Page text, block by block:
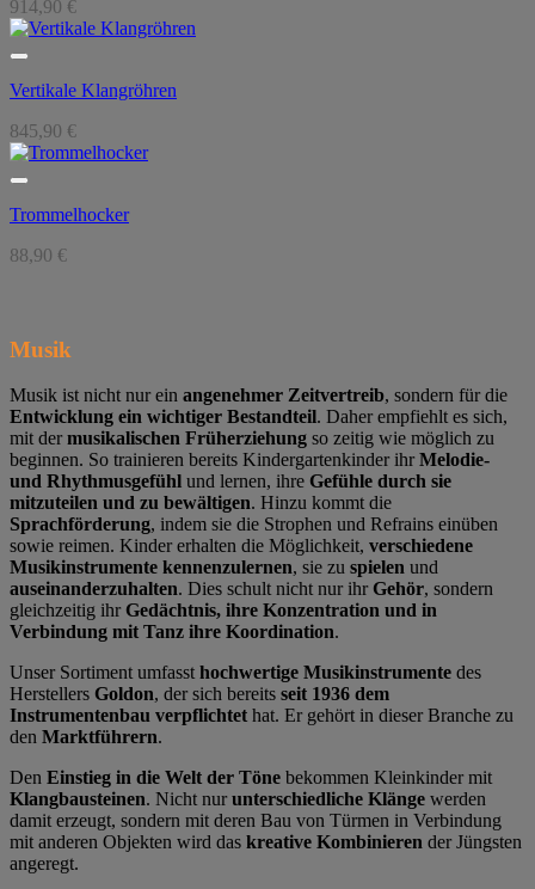
914,90 €
Vertikale Klangröhren
845,90 €
Trommelhocker
88,90 €
Musik
Musik ist nicht nur ein angenehmer Zeitvertreib, sondern für die
Entwicklung ein wichtiger Bestandteil. Daher empfiehlt es sich,
mit der musikalischen Früherziehung so zeitig wie möglich zu
beginnen. So trainieren bereits Kindergartenkinder ihr Melodie-
und Rhythmusgefühl und lernen, ihre Gefühle durch sie
mitzuteilen und zu bewältigen. Hinzu kommt die
Sprachförderung, indem sie die Strophen und Refrains einüben
sowie reimen. Kinder erhalten die Möglichkeit, verschiedene
Musikinstrumente kennenzulernen, sie zu spielen und
auseinanderzuhalten. Dies schult nicht nur ihr Gehör, sondern
gleichzeitig ihr Gedächtnis, ihre Konzentration und in
Verbindung mit Tanz ihre Koordination.
Unser Sortiment umfassthochwertige Musikinstrumente des
Herstellers Goldon, der sich bereits seit 1936 dem
Instrumentenbau verpflichtet hat. Er gehört in dieser Branche zu
den Marktführern.
Den Einstieg in die Welt der Töne bekommen Kleinkinder mit
Klangbausteinen. Nicht nur unterschiedliche Klänge werden
damit erzeugt, sondern mit deren Bau von Türmen in Verbindung
mit anderen Objekten wird das kreative Kombinieren der Jüngsten
angeregt.